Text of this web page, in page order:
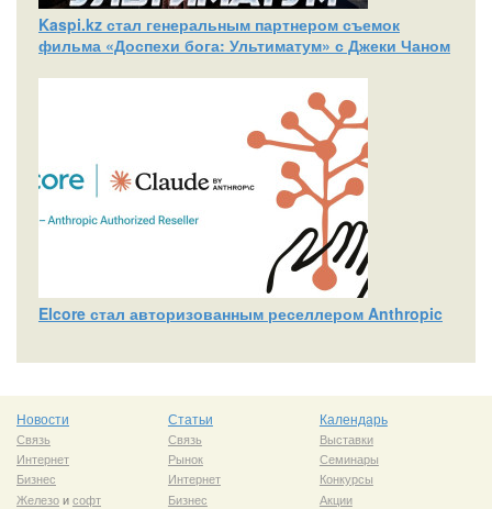
Kaspi.kz стал генеральным партнером съемок
фильма «Доспехи бога: Ультиматум» с Джеки Чаном
Elcore стал авторизованным реселлером Anthropic
Новости
Связь
Интернет
Бизнес
Железоисофт
Статьи
Связь
Рынок
Интернет
Бизнес
Календарь
Выставки
Семинары
Конкурсы
Акции